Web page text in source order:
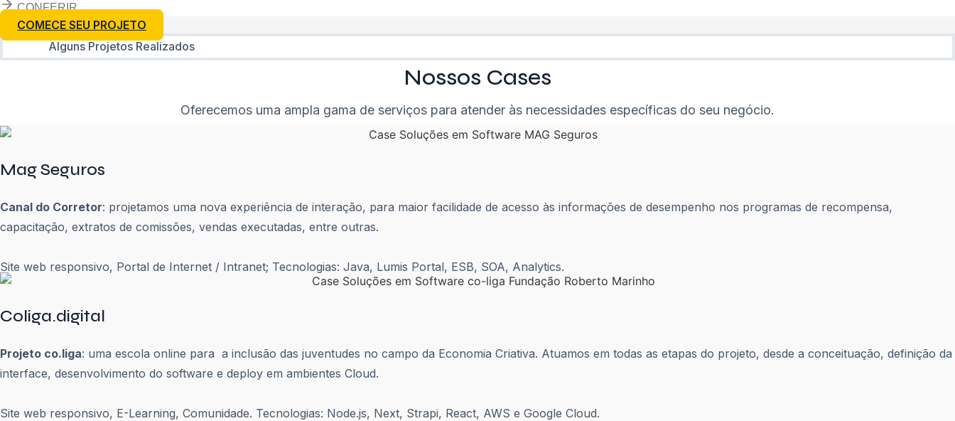
CONFERIR
COMECE SEU PROJETO
Alguns Projetos Realizados
Nossos Cases
Oferecemos uma ampla gama de serviços para atender às necessidades específicas do seu negócio.
Mag Seguros
Canal do Corretor: projetamos uma nova experiência de interação, para maior facilidade de acesso às informações de desempenho nos programas de recompensa,
capacitação, extratos de comissões, vendas executadas, entre outras.
Site web responsivo, Portal de Internet / Intranet; Tecnologias: Java, Lumis Portal, ESB, SOA, Analytics.
Coliga.digital
Projeto co.liga: uma escola online para a inclusão das juventudes no campo da Economia Criativa. Atuamos em todas as etapas do projeto, desde a conceituação, definição da
interface, desenvolvimento do software e deploy em ambientes Cloud.
Site web responsivo, E-Learning, Comunidade. Tecnologias: Node.js, Next, Strapi, React, AWS e Google Cloud.